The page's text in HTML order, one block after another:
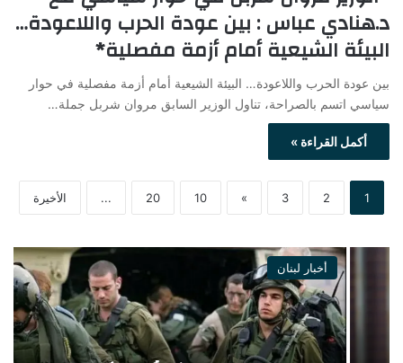
د.هنادي عباس : بين عودة الحرب واللاعودة…
البيئة الشيعية أمام أزمة مفصلية*
بين عودة الحرب واللاعودة… البيئة الشيعية أمام أزمة مفصلية في حوار
سياسي اتسم بالصراحة، تناول الوزير السابق مروان شربل جملة…
أكمل القراءة »
1
2
3
»
10
20
... الأخيرة
أخبار لبنان